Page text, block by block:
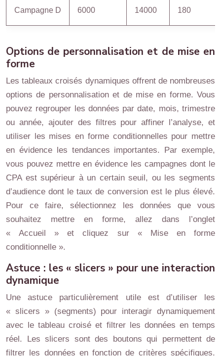
Campagne D 6000 14000 180
Options de personnalisation et de mise en
forme
Les tableaux croisés dynamiques offrent de nombreuses
options de personnalisation et de mise en forme. Vous
pouvez regrouper les données par date, mois, trimestre
ou année, ajouter des filtres pour affiner l’analyse, et
utiliser les mises en forme conditionnelles pour mettre
en évidence les tendances importantes. Par exemple,
vous pouvez mettre en évidence les campagnes dont le
CPA est supérieur à un certain seuil, ou les segments
d’audience dont le taux de conversion est le plus élevé.
Pour ce faire, sélectionnez les données que vous
souhaitez mettre en forme, allez dans l’onglet
« Accueil » et cliquez sur « Mise en forme
conditionnelle ».
Astuce : les « slicers » pour une interaction
dynamique
Une astuce particulièrement utile est d’utiliser les
« slicers » (segments) pour interagir dynamiquement
avec le tableau croisé et filtrer les données en temps
réel. Les slicers sont des boutons qui permettent de
filtrer les données en fonction de critères spécifiques.